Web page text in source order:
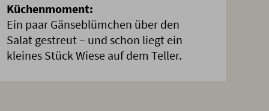
Küchenmoment:
Ein paar Gänseblümchen über den
Salat gestreut – und schon liegt ein
kleines Stück Wiese auf dem Teller.